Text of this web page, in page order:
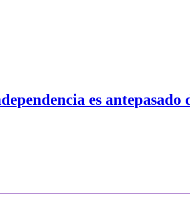
es antepasado